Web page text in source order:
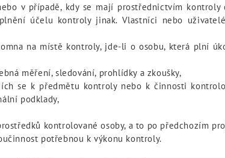
v případě, kdy se mají prostřednictvím
účelu kontroly jinak. Vlastníci nebo
na místě kontroly, jde-li o osobu, která plní
měření, sledování, prohlídky a zkoušky,
se k předmětu kontroly nebo k činnosti
podklady,
kontrolované osoby, a to po předchozím
potřebnou k výkonu kontroly.